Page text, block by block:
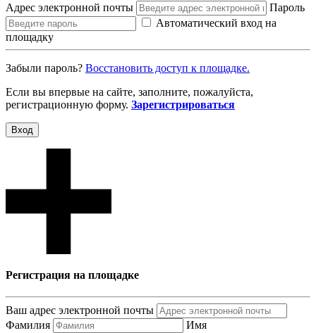
Адрес электронной почты
Пароль
Автоматический вход на
площадку
Забыли пароль? Восcтановить доступ к площадке.
Если вы впервые на сайте, заполните, пожалуйста,
регистрационную форму. Зарегистрироваться
Вход
Регистрация на площадке
Ваш адрес электронной почты
Фамилия
Имя